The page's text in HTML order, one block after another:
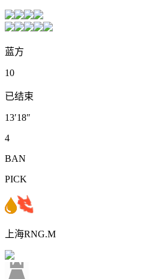
蓝方
10
已结束
13′18″
4
BAN
PICK
上海RNG.M